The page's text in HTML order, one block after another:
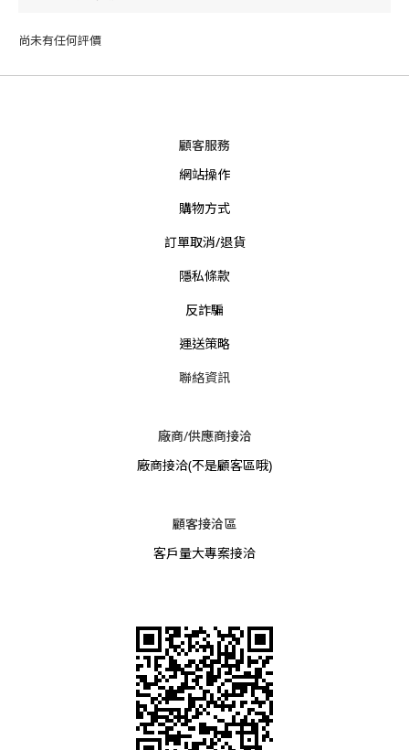
尚未有任何評價
顧客服務
網站操作
購物方式
訂單取消/退貨
隱私條款
反詐騙
運送策略
聯絡資訊
廠商/供應商接洽
廠商接洽(不是顧客區哦)
顧客接洽區
客戶量大專案接洽